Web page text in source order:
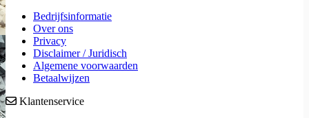
Bedrijfsinformatie
Over ons
Privacy
Disclaimer / Juridisch
Algemene voorwaarden
Betaalwijzen
Klantenservice